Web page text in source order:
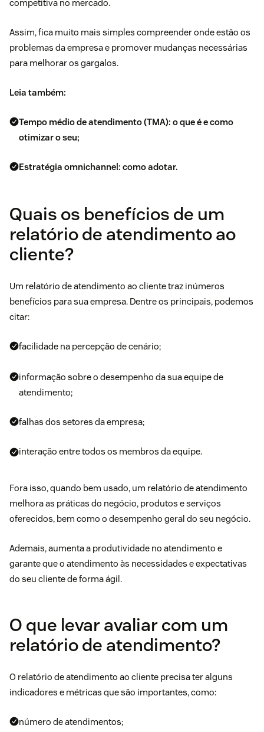
competitiva no mercado.
Assim, fica muito mais simples compreender onde estão os
problemas da empresa e promover mudanças necessárias
para melhorar os gargalos.
Leia também:
Tempo médio de atendimento (TMA): o que é e como
otimizar o seu;
Estratégia omnichannel: como adotar.
Quais os benefícios de um
relatório de atendimento ao
cliente?
Um relatório de atendimento ao cliente traz inúmeros
benefícios para sua empresa. Dentre os principais, podemos
citar:
facilidade na percepção de cenário;
informação sobre o desempenho da sua equipe de
atendimento;
falhas dos setores da empresa;
interação entre todos os membros da equipe.
Fora isso, quando bem usado, um relatório de atendimento
melhora as práticas do negócio, produtos e serviços
oferecidos, bem como o desempenho geral do seu negócio.
Ademais, aumenta a produtividade no atendimento e
garante que o atendimento às necessidades e expectativas
do seu cliente de forma ágil.
O que levar avaliar com um
relatório de atendimento?
O relatório de atendimento ao cliente precisa ter alguns
indicadores e métricas que são importantes, como:
número de atendimentos;